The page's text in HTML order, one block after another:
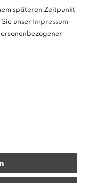
späteren Zeitpunkt
unser
Impressum
lediglich
dar.